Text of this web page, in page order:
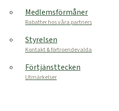
Medlemsförmåner
Rabatter hos våra partners
Styrelsen
Kontakt & förtroendevalda
Förtjänsttecken
Utmärkelser